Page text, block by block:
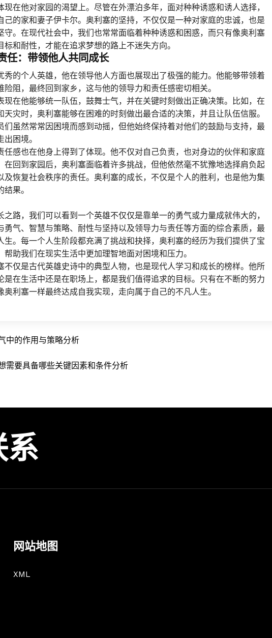
现在他对家园的渴望上。尽管在外漂泊多年，面对种种诱惑和诱人选择，
己的家和妻子伊卡尔。奥利塞的坚持，不仅仅是一种对家庭的忠诚，也是
守。在现代社会中，我们也常常面临着种种诱惑和困惑，而只有像奥利塞
标和耐性，才能在追求梦想的路上不迷失方向。
任：带领他人共同成长
秀的个人英雄，他在领导他人方面也展现出了极强的能力。他能够带领着
险阻，最终回到家乡，这与他的领导力和责任感密切相关。
现在他能够统一队伍，鼓舞士气，并在关键时刻做出正确决策。比如，在
天灾时，奥利塞能够在困难的时刻做出最合适的决策，并且让队伍信服。
们虽然常常因困境而感到动摇，但他始终保持着对他们的鼓励与支持，最
困境。
任感也在他身上得到了体现。他不仅对自己负责，也对身边的伙伴和家庭
在回到家园后，奥利塞面临着许多挑战，但他依然毫不犹豫地选择肩负起
及恢复社会秩序的责任。奥利塞的成长，不仅是个人的胜利，也是他为集
果。
之路，我们可以看到一个英雄不仅仅是靠单一的勇气或力量成就伟大的，
勇气、智慧与策略、耐性与坚持以及领导力与责任等方面的综合素质，最
生。每一个人生阶段都充满了挑战和抉择，奥利塞的经历为我们提供了宝
帮助我们在现实生活中更加理智地面对困境和压力。
不仅是古代英雄史诗中的典型人物，也是现代人学习和成长的榜样。他所
是在生活中还是在职场上，都是我们值得追求的目标。只有在不断的努力
奥利塞一样最终达成自我实现，走向属于自己的不凡人生。
中的作用与策略分析
需要具备哪些关键因素和条件分析
系
网站地图
XML